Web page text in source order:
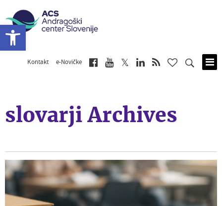
Kontakt e-Novičke
slovarji Archives
Open toolbar